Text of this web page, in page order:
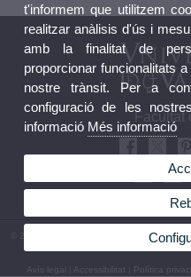
Facultat
© 2026 UV. - Avda. Tarongers, s/n. 46022
Avís legal Accessibilitat Política
t'informem que utilitzem
realitzar anàlisis d'ús i
amb la finalitat de
proporcionar funcionalitats
nostre trànsit. Per a
configuració de les
informació Més informació